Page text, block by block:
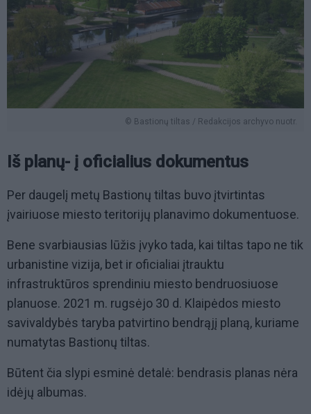
© Bastionų tiltas / Redakcijos archyvo nuotr.
Iš planų- į oficialius dokumentus
Per daugelį metų Bastionų tiltas buvo įtvirtintas
įvairiuose miesto teritorijų planavimo dokumentuose.
Bene svarbiausias lūžis įvyko tada, kai tiltas tapo ne tik
urbanistine vizija, bet ir oficialiai įtrauktu
infrastruktūros sprendiniu miesto bendruosiuose
planuose. 2021 m. rugsėjo 30 d. Klaipėdos miesto
savivaldybės taryba patvirtino bendrąjį planą, kuriame
numatytas Bastionų tiltas.
Būtent čia slypi esminė detalė: bendrasis planas nėra
idėjų albumas.